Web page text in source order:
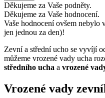
Děkujeme za Vaše podněty.
Děkujeme za Vaše hodnocení.
Vaše hodnocení ovšem nebylo
jen jednou za den)!
Zevní a střední ucho se vyvíjí
můžeme vrozené vady ucha
středního ucha a vrozené
Vrozené vady